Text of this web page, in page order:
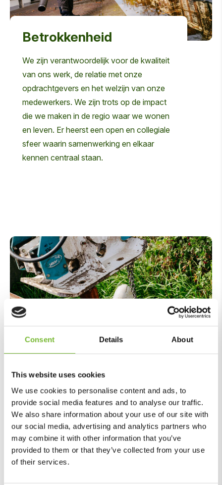
Consent Details About
This website uses cookies
We use cookies to personalise content and ads, to
provide social media features and to analyse our traffic.
We also share information about your use of our site with
our social media, advertising and analytics partners who
may combine it with other information that you’ve
provided to them or that they’ve collected from your use
of their services.
Betrokkenheid
We zijn verantwoordelijk voor de kwaliteit
van ons werk, de relatie met onze
opdrachtgevers en het welzijn van onze
medewerkers. We zijn trots op de impact
die we maken in de regio waar we wonen
en leven. Er heerst een open en collegiale
sfeer waarin samenwerking en elkaar
kennen centraal staan.
Vakmanschap
Vakmanschap is de basis van alles wat we
doen. We geloven dat vakmanschap
verder gaat dan kennis en kunde; het draait
ook om verantwoordelijkheid,
betrouwbaarheid en de motivatie om het
best mogelijke resultaat te leveren. Door